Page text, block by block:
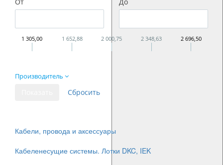
От До
1 305,00 1 652,88 2 000,75 2 348,63 2 696,50
Производитель
Кабели, провода и аксессуары
Кабеленесущие системы. Лотки DKC, IEK